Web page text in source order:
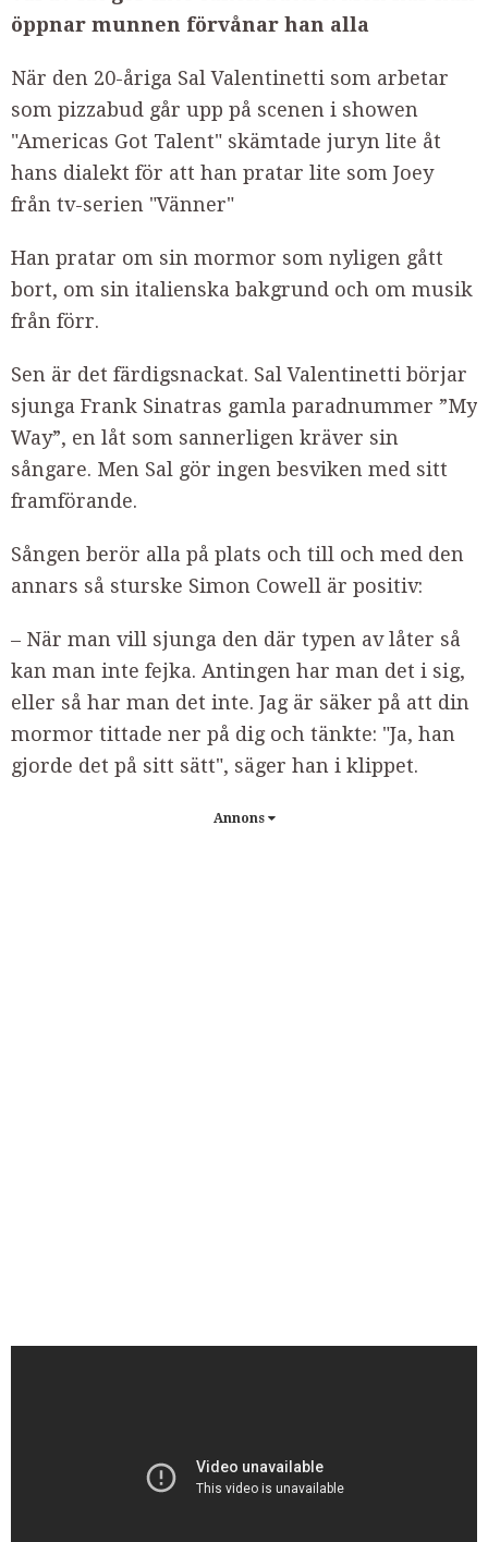
öppnar munnen förvånar han alla
När den 20-åriga Sal Valentinetti som arbetar
som pizzabud går upp på scenen i showen
"Americas Got Talent" skämtade juryn lite åt
hans dialekt för att han pratar lite som Joey
från tv-serien "Vänner"
Han pratar om sin mormor som nyligen gått
bort, om sin italienska bakgrund och om musik
från förr.
Sen är det färdigsnackat. Sal Valentinetti‬ börjar
sjunga Frank Sinatras gamla paradnummer ”My
Way”, en låt som sannerligen kräver sin
sångare. Men Sal gör ingen besviken med sitt
framförande.
Sången berör alla på plats och till och med den
annars så sturske Simon Cowell är positiv:
– När man vill sjunga den där typen av låter så
kan man inte fejka. Antingen har man det i sig,
eller så har man det inte. Jag är säker på att din
mormor tittade ner på dig och tänkte: "Ja, han
gjorde det på sitt sätt", säger han i klippet.
Annons